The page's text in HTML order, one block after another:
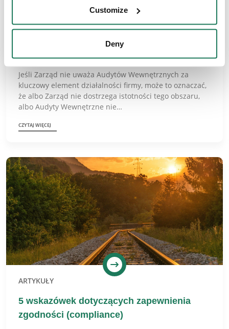
Customize
Deny
Jak audytorzy wewnętrzni powinni
Jeśli Zarząd nie uważa Audytów Wewnętrznych za
kluczowy element działalności firmy, może to oznaczać,
że albo Zarząd nie dostrzega istotności tego obszaru,
albo Audyty Wewnętrzne nie…
CZYTAJ WIĘCEJ
ARTYKUŁY
5 wskazówek dotyczących zapewnienia
zgodności (compliance)